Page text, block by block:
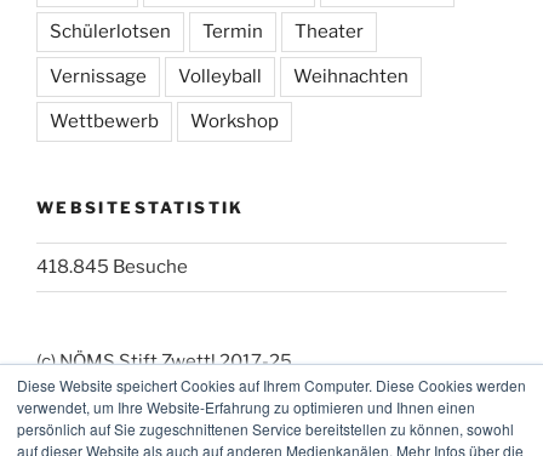
Diese Website speichert Cookies auf Ihrem Computer. Diese Cookies werden
verwendet, um Ihre Website-Erfahrung zu optimieren und Ihnen einen
persönlich auf Sie zugeschnittenen Service bereitstellen zu können, sowohl
auf dieser Website als auch auf anderen Medienkanälen. Mehr Infos über die
Schülerlotsen Termin Theater
Vernissage Volleyball Weihnachten
Wettbewerb Workshop
WEBSITESTATISTIK
418.845 Besuche
(c) NÖMS Stift Zwettl 2017-25
(_:_) Webmaster: KK